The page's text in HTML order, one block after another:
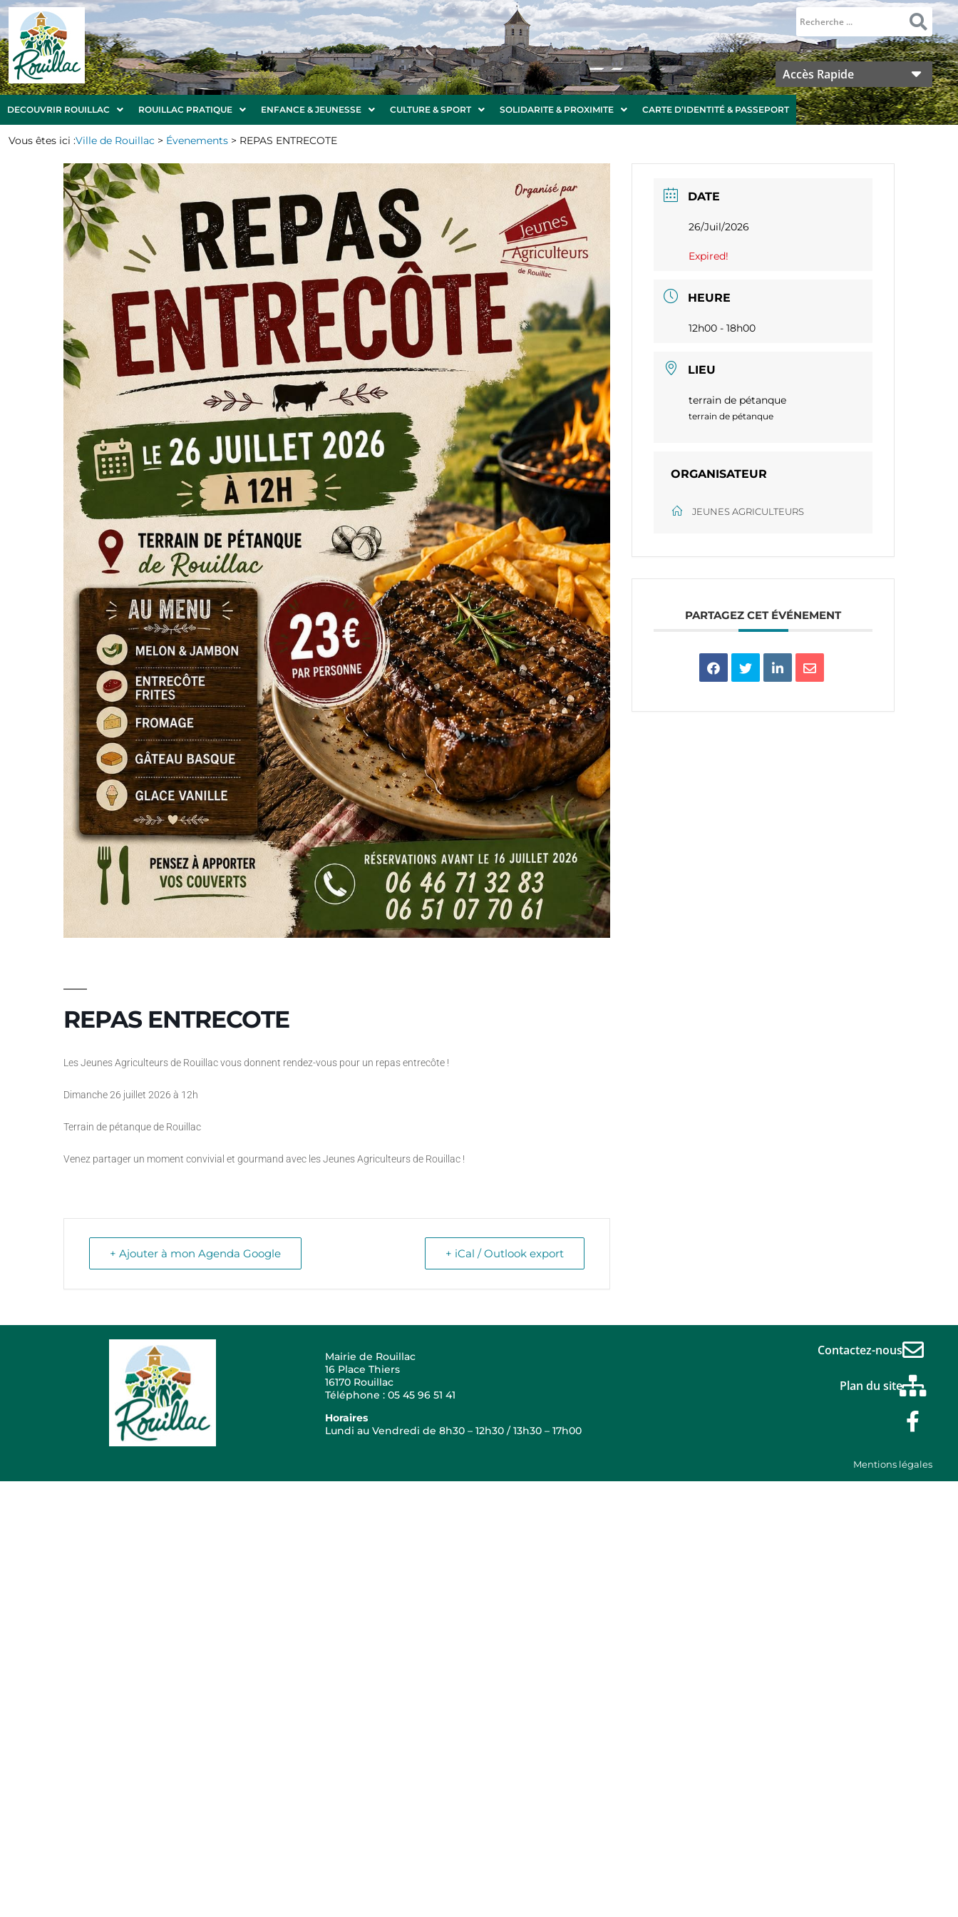
Accès Rapide
DECOUVRIR ROUILLAC ROUILLAC PRATIQUE ENFANCE & JEUNESSE CULTURE & SPORT SOLIDARITE & PROXIMITE CARTE D’IDENTITÉ & PASSEPORT
Vous êtes ici :Ville de Rouillac > Évenements > REPAS ENTRECOTE
REPAS ENTRECOTE
Les Jeunes Agriculteurs de Rouillac vous donnent rendez-vous pour un repas entrecôte !
Dimanche 26 juillet 2026 à 12h
Terrain de pétanque de Rouillac
Venez partager un moment convivial et gourmand avec les Jeunes Agriculteurs de Rouillac !
+ Ajouter à mon Agenda Google + iCal / Outlook export
DATE
26/Juil/2026
Expired!
HEURE
12h00 - 18h00
LIEU
terrain de pétanque
terrain de pétanque
ORGANISATEUR
JEUNES AGRICULTEURS
PARTAGEZ CET ÉVÉNEMENT
Mairie de Rouillac
16 Place Thiers
16170 Rouillac
Téléphone : 05 45 96 51 41
Horaires
Lundi au Vendredi de 8h30 – 12h30 / 13h30 – 17h00
Contactez-nous
Plan du site
Mentions légales